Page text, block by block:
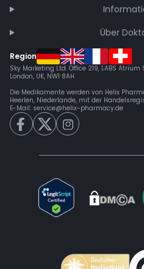
Über
Region
Sky Marketing Ltd. Office 219, LABS
London, UK, NW1 8AH
Die Medikamente werden von Helix
Heerlen, Niederlande, mit der
E-Mail: service@helix-pharmacy.de